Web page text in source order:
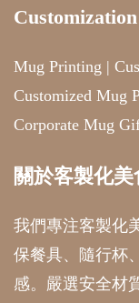
Mug Printing |
Customized Mug
Corporate Mug
關於客製化
我們專注客製化
保餐具、隨行杯
感。嚴選安全材